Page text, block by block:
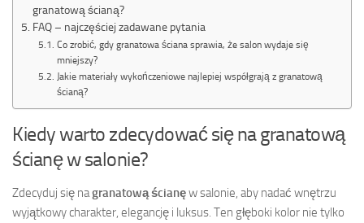
granatową ścianą?
FAQ – najczęściej zadawane pytania
Co zrobić, gdy granatowa ściana sprawia, że salon wydaje się
mniejszy?
Jakie materiały wykończeniowe najlepiej współgrają z granatową
ścianą?
Kiedy warto zdecydować się na granatową
ścianę w salonie?
Zdecyduj się nagranatową ścianęw salonie, aby nadać wnętrzu
wyjątkowy charakter, elegancję i luksus. Ten głęboki kolor nie tylko